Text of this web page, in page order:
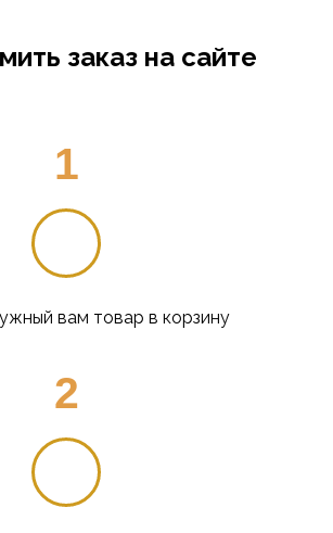
заказ на сайте
1
вам товар в корзину
2